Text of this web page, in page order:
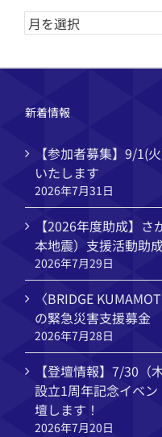
ア
ー
新着情報
【参加者募集】9/1(
いたします
2026年7月31日
【2026年度助成】
本地震）支援活動助
2026年7月29日
〈BRIDGE
の緊急災害支援募金
2026年7月28日
【登壇情報】7/30（
設立1周年記念イベ
壇します！
2026年7月20日